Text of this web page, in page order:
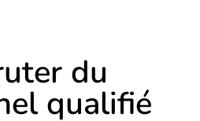
du
qualifié